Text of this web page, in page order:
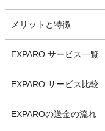
メリットと特徴
EXPARO サービス一覧
EXPARO サービス比較
EXPAROの送金の流れ